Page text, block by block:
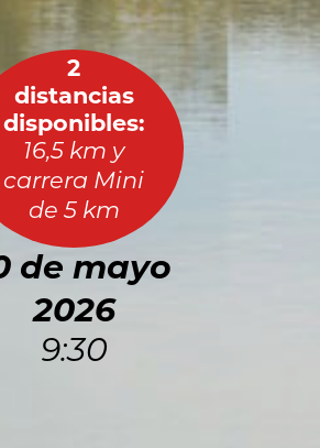
2
distancias
disponibles:
16,5 km y
carrera Mini
de 5 km
de mayo
2026
9:30